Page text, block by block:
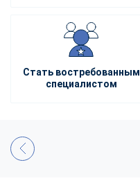
Стать востребованным
специалистом